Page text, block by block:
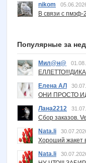
nikom
В связи с пмэф-
Популярные за
Мил@н@
Елена АЛ
ОНИ ПРОСТО
Лана2212
Сбор заказов.
Nata.li
Хороший жакет
Nata.li